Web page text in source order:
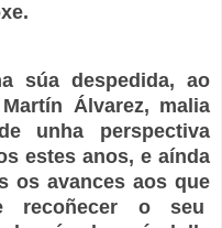
súa despedida, ao
Álvarez, malia
unha perspectiva
estes anos, e aínda
os avances aos que
recoñecer o seu